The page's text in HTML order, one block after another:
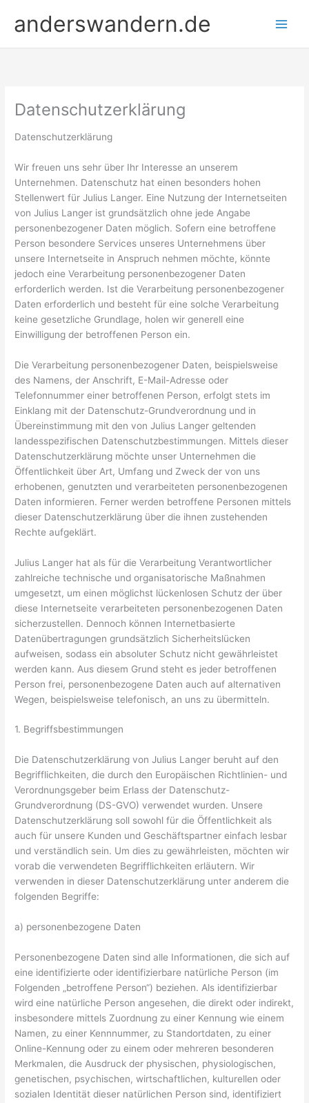
Inhaltanderswandern.de
Datenschutzerklärung
Datenschutzerklärung
Wir freuen uns sehr über Ihr Interesse an unserem
Unternehmen. Datenschutz hat einen besonders hohen
Stellenwert für Julius Langer. Eine Nutzung der Internetseiten
von Julius Langer ist grundsätzlich ohne jede Angabe
personenbezogener Daten möglich. Sofern eine betroffene
Person besondere Services unseres Unternehmens über
unsere Internetseite in Anspruch nehmen möchte, könnte
jedoch eine Verarbeitung personenbezogener Daten
erforderlich werden. Ist die Verarbeitung personenbezogener
Daten erforderlich und besteht für eine solche Verarbeitung
keine gesetzliche Grundlage, holen wir generell eine
Einwilligung der betroffenen Person ein.
Die Verarbeitung personenbezogener Daten, beispielsweise
des Namens, der Anschrift, E-Mail-Adresse oder
Telefonnummer einer betroffenen Person, erfolgt stets im
Einklang mit der Datenschutz-Grundverordnung und in
Übereinstimmung mit den von Julius Langer geltenden
landesspezifischen Datenschutzbestimmungen. Mittels dieser
Datenschutzerklärung möchte unser Unternehmen die
Öffentlichkeit über Art, Umfang und Zweck der von uns
erhobenen, genutzten und verarbeiteten personenbezogenen
Daten informieren. Ferner werden betroffene Personen mittels
dieser Datenschutzerklärung über die ihnen zustehenden
Rechte aufgeklärt.
Julius Langer hat als für die Verarbeitung Verantwortlicher
zahlreiche technische und organisatorische Maßnahmen
umgesetzt, um einen möglichst lückenlosen Schutz der über
diese Internetseite verarbeiteten personenbezogenen Daten
sicherzustellen. Dennoch können Internetbasierte
Datenübertragungen grundsätzlich Sicherheitslücken
aufweisen, sodass ein absoluter Schutz nicht gewährleistet
werden kann. Aus diesem Grund steht es jeder betroffenen
Person frei, personenbezogene Daten auch auf alternativen
Wegen, beispielsweise telefonisch, an uns zu übermitteln.
1. Begriffsbestimmungen
Die Datenschutzerklärung von Julius Langer beruht auf den
Begrifflichkeiten, die durch den Europäischen Richtlinien- und
Verordnungsgeber beim Erlass der Datenschutz-
Grundverordnung (DS-GVO) verwendet wurden. Unsere
Datenschutzerklärung soll sowohl für die Öffentlichkeit als
auch für unsere Kunden und Geschäftspartner einfach lesbar
und verständlich sein. Um dies zu gewährleisten, möchten wir
vorab die verwendeten Begrifflichkeiten erläutern. Wir
verwenden in dieser Datenschutzerklärung unter anderem die
folgenden Begriffe:
a) personenbezogene Daten
Personenbezogene Daten sind alle Informationen, die sich auf
eine identifizierte oder identifizierbare natürliche Person (im
Folgenden „betroffene Person“) beziehen. Als identifizierbar
wird eine natürliche Person angesehen, die direkt oder indirekt,
insbesondere mittels Zuordnung zu einer Kennung wie einem
Namen, zu einer Kennnummer, zu Standortdaten, zu einer
Online-Kennung oder zu einem oder mehreren besonderen
Merkmalen, die Ausdruck der physischen, physiologischen,
genetischen, psychischen, wirtschaftlichen, kulturellen oder
sozialen Identität dieser natürlichen Person sind, identifiziert